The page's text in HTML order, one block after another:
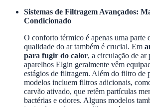
Sistemas de Filtragem Avançados:
Condicionado
O conforto térmico é apenas uma parte
qualidade do ar também é crucial. Em
para fugir do calor, a circulação de ar
aparelhos Elgin geralmente vêm
estágios de filtragem. Além do filtro de
modelos incluem filtros adicionais,
carvão ativado, que retêm partículas
bactérias e odores. Alguns modelos